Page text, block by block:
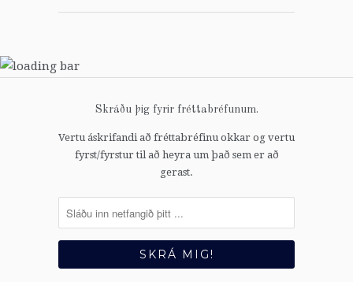
Skráðu þig fyrir fréttabréfunum.
Vertu áskrifandi að fréttabréfinu okkar og vertu
fyrst/fyrstur til að heyra um það sem er að
gerast.